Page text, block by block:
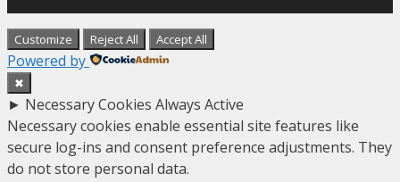
Customize Reject All Accept All
Powered by
✖
► Necessary Cookies Always Active
Necessary cookies enable essential site features like
secure log-ins and consent preference adjustments. They
do not store personal data.